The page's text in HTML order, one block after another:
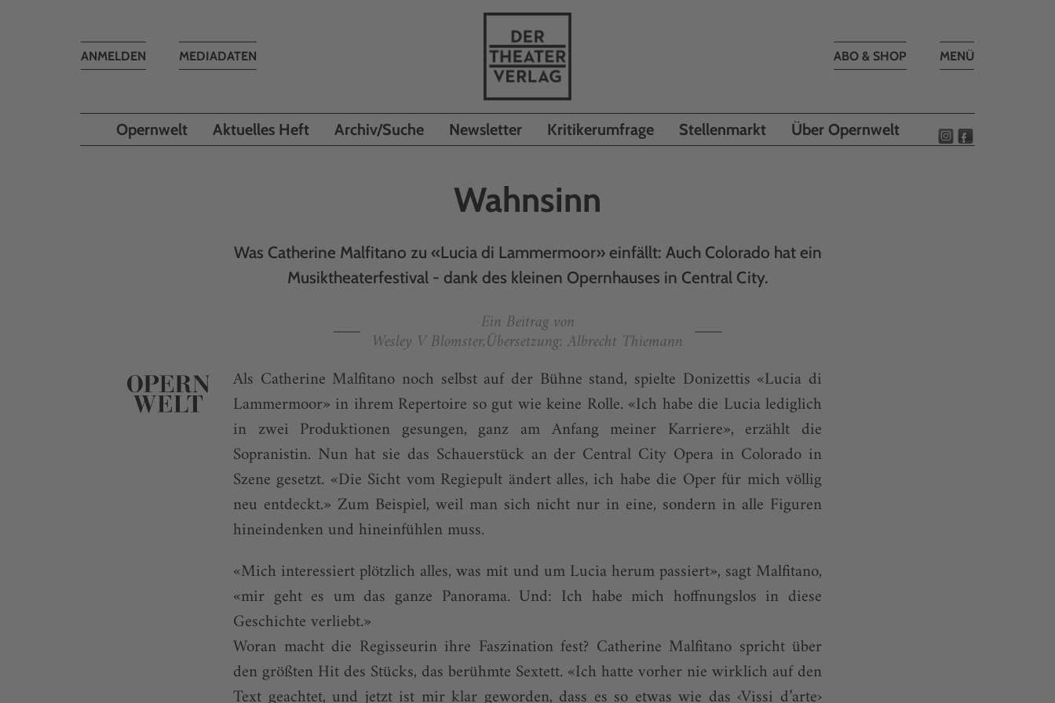
Toggle
MENÜ
ABO & SHOP
MEDIADATEN
Toggle
ANMELDEN
Opernwelt Aktuelles Heft Archiv/Suche Newsletter Kritikerumfrage Stellenmarkt Über Opernwelt
Wahnsinn
Was Catherine Malfitano zu «Lucia di Lammermoor» einfällt: Auch Colorado hat ein
Musiktheaterfestival - dank des kleinen Opernhauses in Central City.
Ein Beitrag von
Wesley V Blomster,Übersetzung: Albrecht Thiemann
Als Catherine Malfitano noch selbst auf der Bühne stand, spielte Donizettis «Lucia di
Lammermoor» in ihrem Repertoire so gut wie keine Rolle. «Ich habe die Lucia lediglich
in zwei Produktionen gesungen, ganz am Anfang meiner Karriere», erzählt die
Sopranistin. Nun hat sie das Schauerstück an der Central City Opera in Colorado in
Szene gesetzt. «Die Sicht vom Regiepult ändert alles, ich habe die Oper für mich völlig
neu entdeckt.» Zum Beispiel, weil man sich nicht nur in eine, sondern in alle Figuren
hineindenken und hineinfühlen muss.
«Mich interessiert plötzlich alles, was mit und um Lucia herum passiert», sagt Malfitano,
«mir geht es um das ganze Panorama. Und: Ich habe mich hoffnungslos in diese
Geschichte verliebt.»
Woran macht die Regisseurin ihre Faszination fest? Catherine Malfitano spricht über
den größten Hit des Stücks, das berühmte Sextett. «Ich hatte vorher nie wirklich auf den
Text geachtet, und jetzt ist mir klar geworden, dass es so etwas wie das ‹Vissi d’arte›